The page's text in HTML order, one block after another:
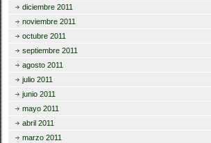
diciembre 2011
noviembre 2011
octubre 2011
septiembre 2011
agosto 2011
julio 2011
junio 2011
mayo 2011
abril 2011
marzo 2011